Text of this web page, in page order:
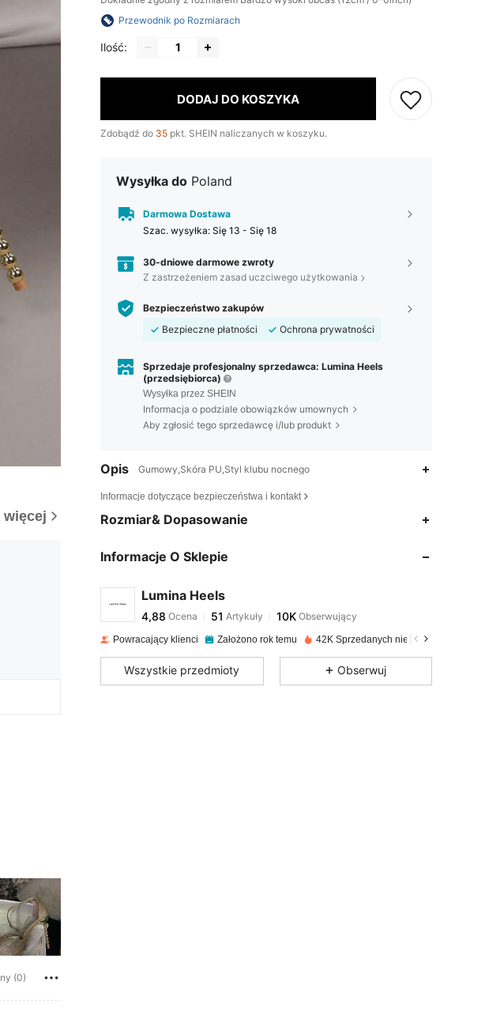
więcej
(0)
Przewodnik po Rozmiarach
Ilość:
DODAJ DO KOSZYKA
Zdobądź do 35 pkt. SHEIN naliczanych w koszyku.
Wysyłka do Poland
Darmowa Dostawa
Szac. wysyłka: Się 13 - Się 18
30-dniowe darmowe zwroty
Z zastrzeżeniem zasad uczciwego użytkowania
Bezpieczeństwo zakupów
Bezpieczne płatności
Ochrona prywatności
Sprzedaje profesjonalny sprzedawca: Lumina Heels
(przedsiębiorca)
Wysyłka przez SHEIN
Informacja o podziale obowiązków umownych
Aby zgłosić tego sprzedawcę i/lub produkt
Opis Gumowy,Skóra PU,Styl klubu nocnego
Informacje dotyczące bezpieczeństwa i kontakt
Rozmiar& Dopasowanie
Informacje O Sklepie
Lumina Heels
4,88 51
4,88 Ocena 51
a***3 zapłacono1 dzień temu
Powracający klienci Założono rok temu 42K Sprzedanych niedawno
Wszystkie przedmioty Obserwuj